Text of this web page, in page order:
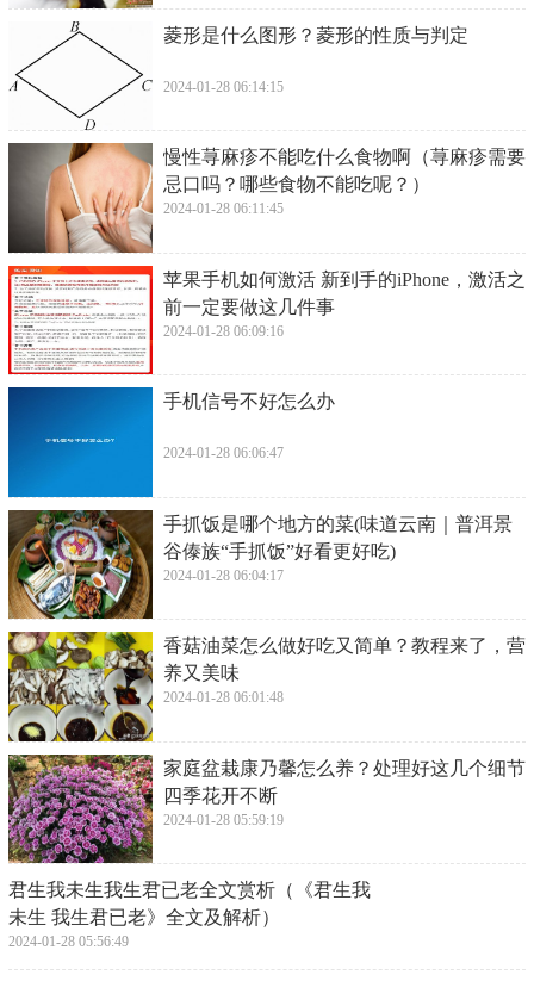
​菱形是什么图形？菱形的性质与判定
2024-01-28 06:14:15
​慢性荨麻疹不能吃什么食物啊（荨麻疹需要
忌口吗？哪些食物不能吃呢？）
2024-01-28 06:11:45
​苹果手机如何激活 新到手的iPhone，激活之
前一定要做这几件事
2024-01-28 06:09:16
​手机信号不好怎么办
2024-01-28 06:06:47
​手抓饭是哪个地方的菜(味道云南｜普洱景
谷傣族“手抓饭”好看更好吃)
2024-01-28 06:04:17
​香菇油菜怎么做好吃又简单？教程来了，营
养又美味
2024-01-28 06:01:48
​家庭盆栽康乃馨怎么养？处理好这几个细节
四季花开不断
2024-01-28 05:59:19
​君生我未生我生君已老全文赏析（《君生我
未生 我生君已老》全文及解析）
2024-01-28 05:56:49